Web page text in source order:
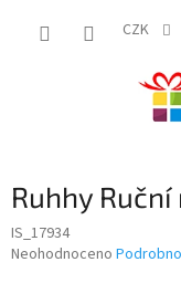
CZK
Ruhhy
IS_17934
Průměrné
Neohodnoceno